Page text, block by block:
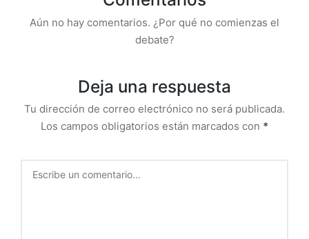
Aún no hay comentarios. ¿Por qué no comienzas el
debate?
Deja una respuesta
Tu dirección de correo electrónico no será publicada.
Los campos obligatorios están marcados con *